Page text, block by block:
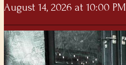
August 14, 2026 at 10:00 PM